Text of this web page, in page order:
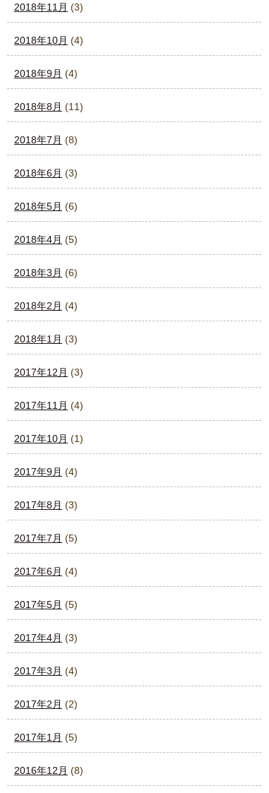
2018年11月 (3)
2018年10月 (4)
2018年9月 (4)
2018年8月 (11)
2018年7月 (8)
2018年6月 (3)
2018年5月 (6)
2018年4月 (5)
2018年3月 (6)
2018年2月 (4)
2018年1月 (3)
2017年12月 (3)
2017年11月 (4)
2017年10月 (1)
2017年9月 (4)
2017年8月 (3)
2017年7月 (5)
2017年6月 (4)
2017年5月 (5)
2017年4月 (3)
2017年3月 (4)
2017年2月 (2)
2017年1月 (5)
2016年12月 (8)